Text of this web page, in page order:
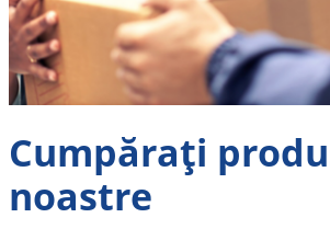
Cumpăraţi
noastre